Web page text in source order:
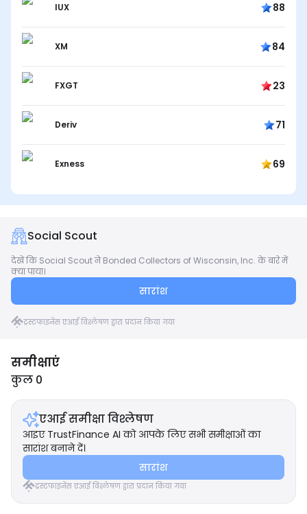
IUX 88
XM 84
FXGT 23
Deriv 71
Exness 69
Social Scout
देखें कि Social Scout ने Bonded Collectors of Wisconsin, Inc. के बारे में
क्या पाया।
सारांश
ट्रस्टफाइनेंस एआई विश्लेषण द्वारा प्रदान किया गया
समीक्षाएं
कुल 0
एआई समीक्षा विश्लेषण
आइए TrustFinance AI को आपके लिए सभी समीक्षाओं का
सारांश बनाने दें।
सारांश
ट्रस्टफाइनेंस एआई विश्लेषण द्वारा प्रदान किया गया